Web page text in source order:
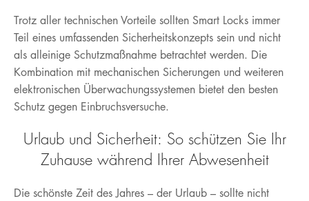
Trotz aller technischen Vorteile sollten Smart Locks immer
Teil eines umfassenden Sicherheitskonzepts sein und nicht
als alleinige Schutzmaßnahme betrachtet werden. Die
Kombination mit mechanischen Sicherungen und weiteren
elektronischen Überwachungssystemen bietet den besten
Schutz gegen Einbruchsversuche.
Urlaub und Sicherheit: So schützen Sie Ihr
Zuhause während Ihrer Abwesenheit
Die schönste Zeit des Jahres – der Urlaub – sollte nicht